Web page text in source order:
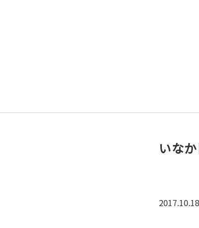
いな
2017.10.18